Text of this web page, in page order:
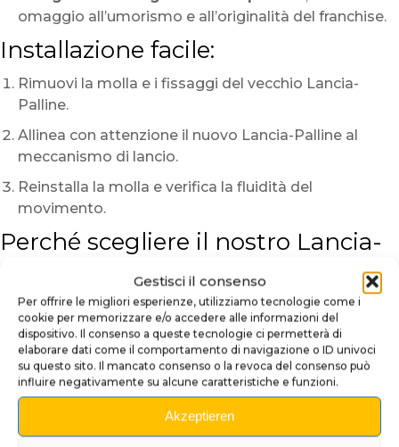
Gestisci il consenso
Per offrire le migliori esperienze, utilizziamo tecnologie come i
cookie per memorizzare e/o accedere alle informazioni del
dispositivo. Il consenso a queste tecnologie ci permetterà di
elaborare dati come il comportamento di navigazione o ID univoci
su questo sito. Il mancato consenso o la revoca del consenso può
influire negativamente su alcune caratteristiche e funzioni.
Akzeptieren
omaggio all’umorismo e all’originalità del franchise.
Installazione facile:
Rimuovi la molla e i fissaggi del vecchio Lancia-
Palline.
Allinea con attenzione il nuovo Lancia-Palline al
meccanismo di lancio.
Reinstalla la molla e verifica la fluidità del
movimento.
Perché scegliere il nostro Lancia-
Palline Ghostbusters?
Un omaggio perfetto alla cultura pop: Slimer e il
logo sono immediatamente riconoscibili.
Un design simpatico e unico: Aggiungi umorismo
e colore alla tua macchina.
Qualità artigianale
dipinto a mano con grande cura.